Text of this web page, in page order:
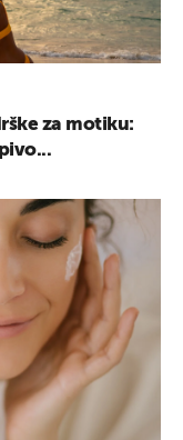
za motiku: